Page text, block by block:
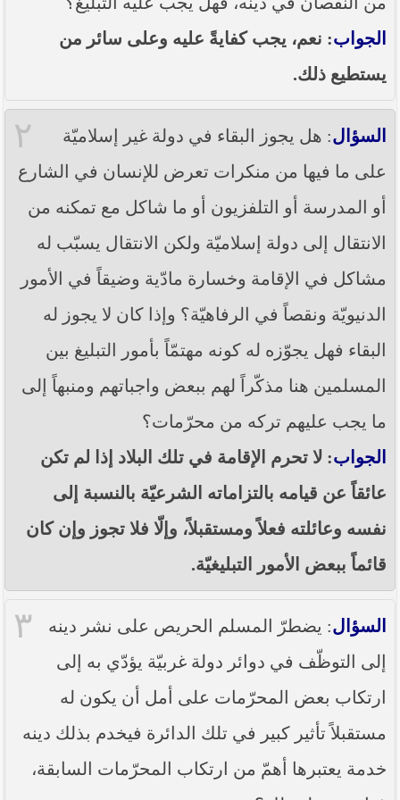
----- تصريح حول الأوضاع الراهنة في العراق
في كربلاء المقدسة فضيلة العلاّمة الشيخ عبد المهدي
) بعد سيطرة (داعش) على مناطق واسعة في محافظتي
المحافظات
بيان صادر من مكتب سماحة السيد السيستاني -دام ظلّه
محافظة نينوى
الجواب: نعم، يجب كفايةً عليه وعلى سائر من
يستطيع ذلك.
٢ السؤال: هل يجوز البقاء في دولة غير إسلاميّة
على ما فيها من منكرات تعرض للإنسان في الشارع
أو المدرسة أو التلفزيون أو ما شاكل مع تمكنه من
الانتقال إلى دولة إسلاميّة ولكن الانتقال يسبّب له
مشاكل في الإقامة وخسارة مادّية وضيقاً في الأمور
الدنيويّة ونقصاً في الرفاهيّة؟ وإذا كان لا يجوز له
البقاء فهل يجوّزه له كونه مهتمّاً بأمور التبليغ بين
المسلمين هنا مذكّراً لهم ببعض واجباتهم ومنبهاً إلى
ما يجب عليهم تركه من محرّمات؟
الجواب: لا تحرم الإقامة في تلك البلاد إذا لم تكن
عائقاً عن قيامه بالتزاماته الشرعيّة بالنسبة إلى
نفسه وعائلته فعلاً ومستقبلاً، وإلّا فلا تجوز وإن كان
قائماً ببعض الأمور التبليغيّة.
٣ السؤال: يضطرّ المسلم الحريص على نشر دينه
إلى التوظّف في دوائر دولة غربيّة يؤدّي به إلى
ارتكاب بعض المحرّمات على أمل أن يكون له
مستقبلاً تأثير كبير في تلك الدائرة فيخدم بذلك دينه
خدمة يعتبرها أهمّ من ارتكاب المحرّمات السابقة،